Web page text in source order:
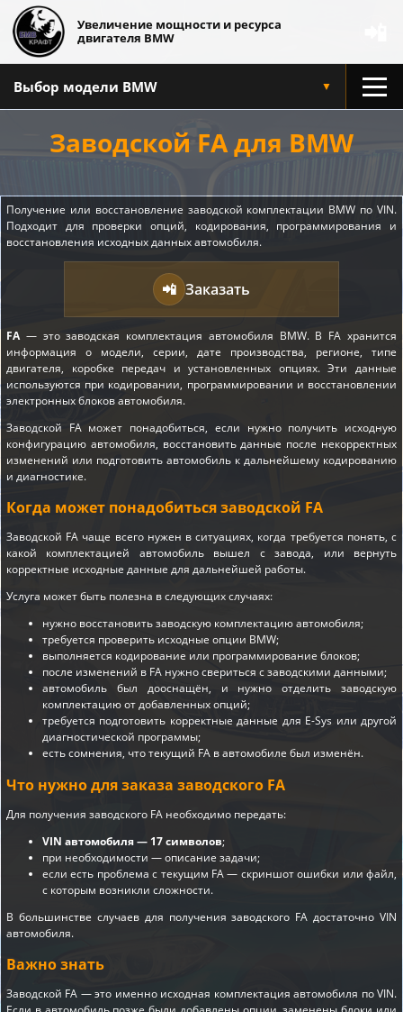
Увеличение мощности и ресурса
двигателя BMW
Выбор модели BMW ▼
Заводской FA для BMW
Получение или восстановление заводской комплектации BMW по VIN.
Подходит для проверки опций, кодирования, программирования и
восстановления исходных данных автомобиля.
📲 Заказать
FA — это заводская комплектация автомобиля BMW. В FA хранится
информация о модели, серии, дате производства, регионе, типе
двигателя, коробке передач и установленных опциях. Эти данные
используются при кодировании, программировании и восстановлении
электронных блоков автомобиля.
Заводской FA может понадобиться, если нужно получить исходную
конфигурацию автомобиля, восстановить данные после некорректных
изменений или подготовить автомобиль к дальнейшему кодированию
и диагностике.
Когда может понадобиться заводской FA
Заводской FA чаще всего нужен в ситуациях, когда требуется понять, с
какой комплектацией автомобиль вышел с завода, или вернуть
корректные исходные данные для дальнейшей работы.
Услуга может быть полезна в следующих случаях:
нужно восстановить заводскую комплектацию автомобиля;
требуется проверить исходные опции BMW;
выполняется кодирование или программирование блоков;
после изменений в FA нужно свериться с заводскими данными;
автомобиль был дооснащён, и нужно отделить заводскую
комплектацию от добавленных опций;
требуется подготовить корректные данные для E-Sys или другой
диагностической программы;
есть сомнения, что текущий FA в автомобиле был изменён.
Что нужно для заказа заводского FA
Для получения заводского FA необходимо передать:
VIN автомобиля — 17 символов;
при необходимости — описание задачи;
если есть проблема с текущим FA — скриншот ошибки или файл,
с которым возникли сложности.
В большинстве случаев для получения заводского FA достаточно VIN
автомобиля.
Важно знать
Заводской FA — это именно исходная комплектация автомобиля по VIN.